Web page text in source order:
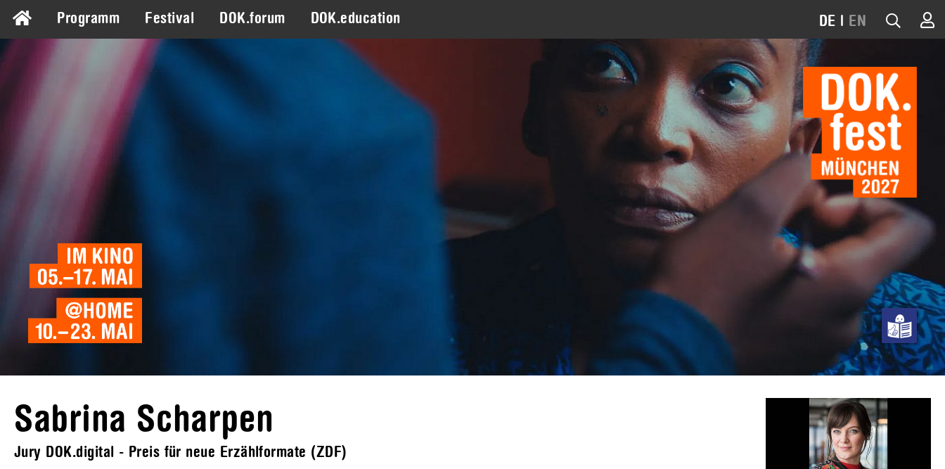
Programm Festival DOK.forum DOK.education DE | EN
Sabrina Scharpen
Jury DOK.digital - Preis für neue Erzählformate (ZDF)